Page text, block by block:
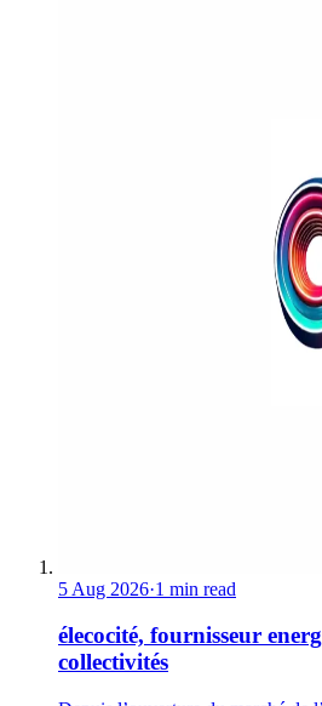
5 Aug 2026·1 min read
élecocité, fournisseur
collectivités